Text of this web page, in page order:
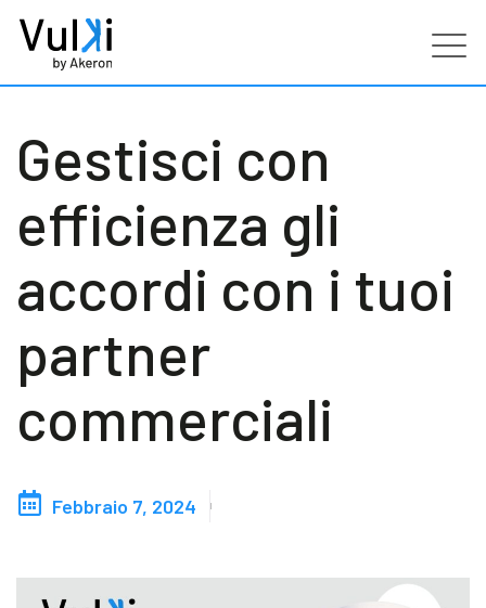
Industries
Servizi
Clienti
Partners
Risorse
Blog
Contattaci
Gestisci con
efficienza gli
accordi con i tuoi
partner
commerciali
Febbraio 7, 2024